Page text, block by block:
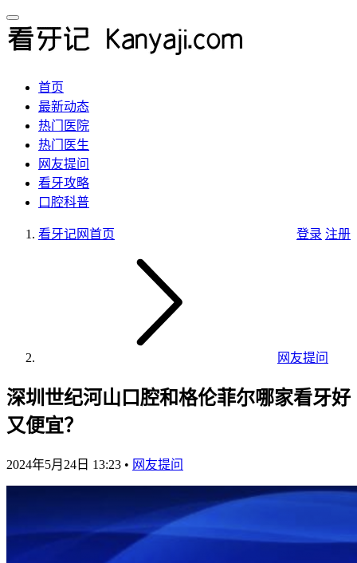
首页
最新动态
热门医院
热门医生
网友提问
看牙攻略
口腔科普
登录 注册
看牙记网首页
网友提问
深圳世纪河山口腔和格伦菲尔哪家看牙好
又便宜？
2024年5月24日 13:23 • 网友提问